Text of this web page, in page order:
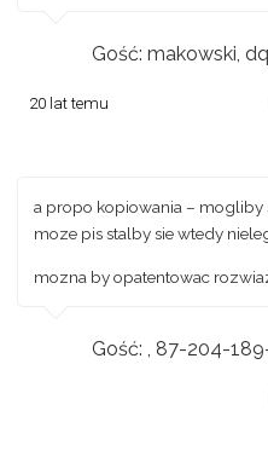
Gość: makowski,
20 lat temu
a propo kopiowania – mogliby
moze pis stalby sie wtedy
mozna by opatentowac
Gość: , 87-204-